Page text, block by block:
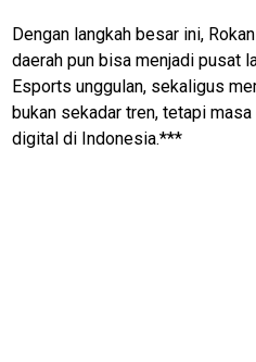
Dengan langkah besar ini,
daerah pun bisa menjadi pusat
Esports unggulan, sekaligus
bukan sekadar tren, tetapi
digital di Indonesia.***
rokan hulu